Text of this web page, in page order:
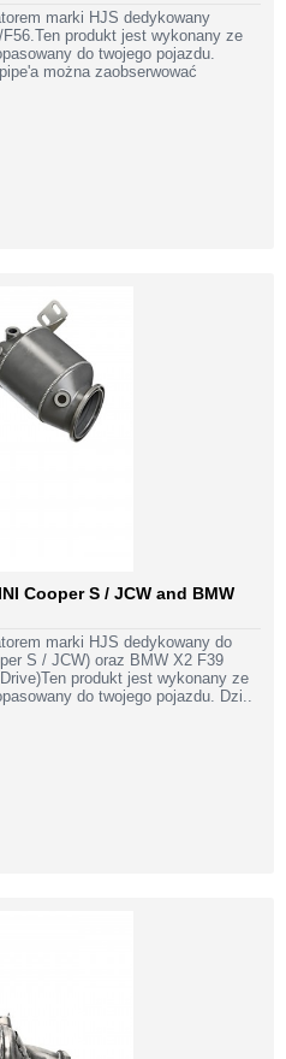
marki HJS dedykowany
produkt jest wykonany ze
do twojego pojazdu.
można zaobserwować
Cooper S / JCW and BMW
marki HJS dedykowany do
S / JCW) oraz BMW X2 F39
produkt jest wykonany ze
do twojego pojazdu. Dzi..